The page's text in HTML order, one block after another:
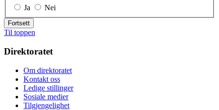
Ja
Nei
Fortsett
Til toppen
Direktoratet
Om direktoratet
Kontakt oss
Ledige stillinger
Sosiale medier
Tilgjengelighet